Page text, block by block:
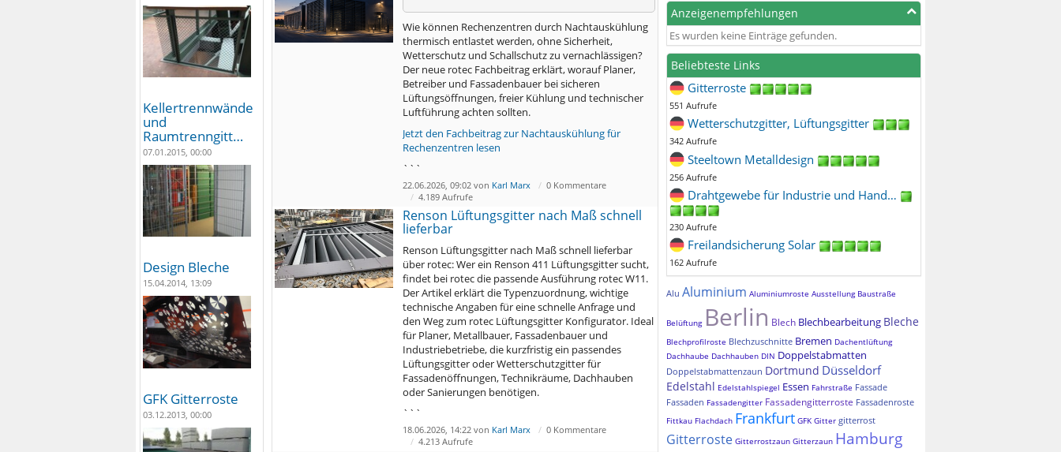
Kellertrennwände
und
Raumtrenngitt…
07.01.2015, 00:00
Design Bleche
15.04.2014, 13:09
GFK Gitterroste
03.12.2013, 00:00
Wie können Rechenzentren durch Nachtauskühlung
thermisch entlastet werden, ohne Sicherheit,
Wetterschutz und Schallschutz zu vernachlässigen?
Der neue rotec Fachbeitrag erklärt, worauf Planer,
Betreiber und Fassadenbauer bei sicheren
Lüftungsöffnungen, freier Kühlung und technischer
Luftführung achten sollten.
Jetzt den Fachbeitrag zur Nachtauskühlung für
Rechenzentren lesen
```
22.06.2026, 09:02 von Karl Marx
0 Kommentare
4.189 Aufrufe
Renson Lüftungsgitter nach Maß schnell
lieferbar
Renson Lüftungsgitter nach Maß schnell lieferbar
über rotec: Wer ein Renson 411 Lüftungsgitter sucht,
findet bei rotec die passende Ausführung rotec W11.
Der Artikel erklärt die Typenzuordnung, wichtige
technische Angaben für eine schnelle Anfrage und
den Weg zum rotec Lüftungsgitter Konfigurator. Ideal
für Planer, Metallbauer, Fassadenbauer und
Industriebetriebe, die kurzfristig ein passendes
Lüftungsgitter oder Wetterschutzgitter für
Fassadenöffnungen, Technikräume, Dachhauben
oder Sanierungen benötigen.
```
18.06.2026, 14:22 von Karl Marx
0 Kommentare
4.213 Aufrufe
Anzeigenempfehlungen
Es wurden keine Einträge gefunden.
Beliebteste Links
Gitterroste
551 Aufrufe
Wetterschutzgitter, Lüftungsgitter
342 Aufrufe
Steeltown Metalldesign
256 Aufrufe
Drahtgewebe für Industrie und Hand…
230 Aufrufe
Freilandsicherung Solar
162 Aufrufe
Alu Aluminium Aluminiumroste Ausstellung Baustraße
Belüftung Berlin Blech Blechbearbeitung Bleche
Blechprofilroste Blechzuschnitte Bremen Dachentlüftung
Dachhaube Dachhauben DIN Doppelstabmatten
Doppelstabmattenzaun Dortmund Düsseldorf
Edelstahl Edelstahlspiegel Essen Fahrstraße Fassade
Fassaden Fassadengitter Fassadengitterroste Fassadenroste
Fittkau Flachdach Frankfurt GFK Gitter gitterrost
Gitterroste Gitterrostzaun Gitterzaun Hamburg